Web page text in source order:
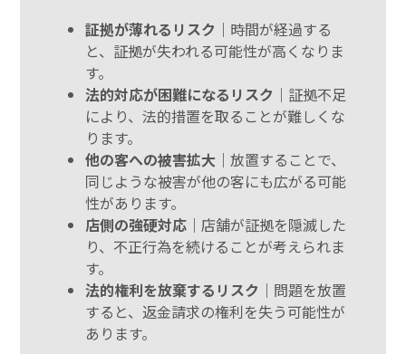
証拠が薄れるリスク｜ 時間が経過する
と、証拠が失われる可能性が高くなりま
す。
法的対応が困難になるリスク｜ 証拠不足
により、法的措置を取ることが難しくな
ります。
他の客への被害拡大｜放置することで、
同じような被害が他の客にも広がる可能
性があります。
店側の強硬対応｜店舗が証拠を隠滅した
り、不正行為を続けることが考えられま
す。
法的権利を放棄するリスク｜ 問題を放置
すると、返金請求の権利を失う可能性が
あります。